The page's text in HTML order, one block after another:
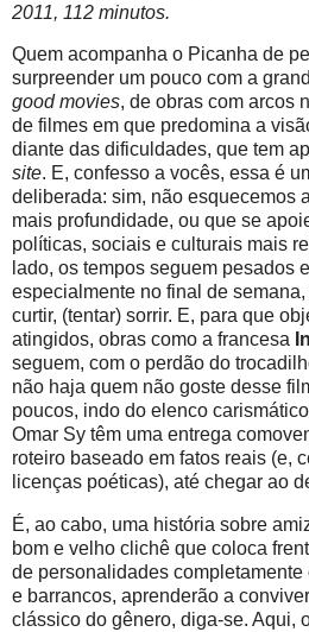
2011, 112 minutos.
Quem acompanha o Picanha de
surpreender um pouco com a
good movies, de obras com arcos
de filmes em que predomina a
diante das dificuldades, que tem
site. E, confesso a vocês, essa é
deliberada: sim, não esquecemos
mais profundidade, ou que se
políticas, sociais e culturais mais
lado, os tempos seguem pesados
especialmente no final de
curtir, (tentar) sorrir. E, para que
atingidos, obras como a francesa
seguem, com o perdão do
não haja quem não goste desse
poucos, indo do elenco
Omar Sy têm uma entrega
roteiro baseado em fatos reais (e,
licenças poéticas), até chegar ao
É, ao cabo, uma história sobre
bom e velho clichê que coloca
de personalidades
e barrancos, aprenderão a
clássico do gênero, diga-se. Aqui,